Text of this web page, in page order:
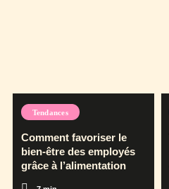
Tendances
Comment favoriser le
bien-être des employés
grâce à l’alimentation